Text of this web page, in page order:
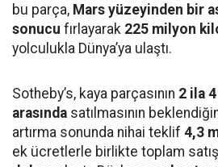
bu parça, Mars yüzeyinden bir
sonucu fırlayarak 225 milyon
yolculukla Dünya’ya ulaştı.
Sotheby’s, kaya parçasının 2 ila
arasında satılmasının
artırma sonunda nihai teklif 4,3
ek ücretlerle birlikte toplam